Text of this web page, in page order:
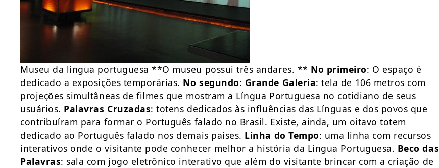
Museu da língua portuguesa **O museu possui três andares. ** No primeiro: O espaço é
dedicado a exposições temporárias. No segundo: Grande Galeria: tela de 106 metros com
projeções simultâneas de filmes que mostram a Língua Portuguesa no cotidiano de seus
usuários. Palavras Cruzadas: totens dedicados às influências das Línguas e dos povos que
contribuíram para formar o Português falado no Brasil. Existe, ainda, um oitavo totem
dedicado ao Português falado nos demais países. Linha do Tempo: uma linha com recursos
interativos onde o visitante pode conhecer melhor a história da Língua Portuguesa. Beco das
Palavras: sala com jogo eletrônico interativo que além do visitante brincar com a criação de